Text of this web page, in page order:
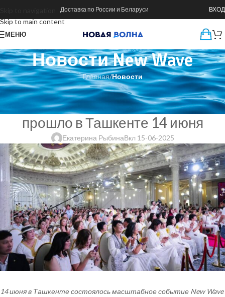
Skip to main content
Доставка по России и Беларуси ВХОД
МЕНЮ
Новости New Wave
Главная/Новости
НОВОСТИ
Грандиозное событие New Wave
прошло в Ташкенте 14 июня
Екатерина РыбинаВкл 15-06-2025
14 июня в Ташкенте состоялось масштабное событие New Wave